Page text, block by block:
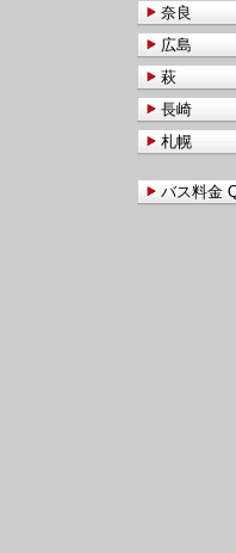
奈良
広島
萩
長崎
札幌
バス料金